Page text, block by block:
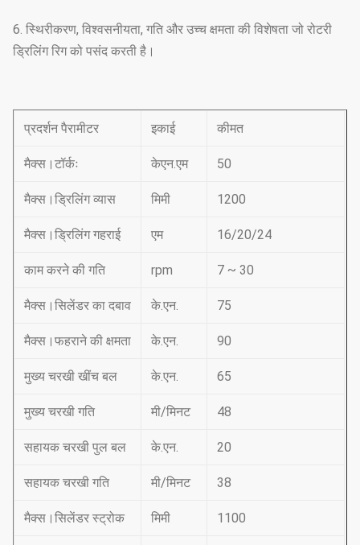
6. स्थिरीकरण, विश्वसनीयता, गति और उच्च क्षमता की विशेषता जो रोटरी
ड्रिलिंग रिग को पसंद करती है।
प्रदर्शन पैरामीटर इकाई कीमत
मैक्स।टॉर्कः केएन.एम 50
मैक्स।ड्रिलिंग व्यास मिमी 1200
मैक्स।ड्रिलिंग गहराई एम 16/20/24
काम करने की गति rpm 7 ~ 30
मैक्स।सिलेंडर का दबाव के.एन. 75
मैक्स।फहराने की क्षमता के.एन. 90
मुख्य चरखी खींच बल के.एन. 65
मुख्य चरखी गति मी/मिनट 48
सहायक चरखी पुल बल के.एन. 20
सहायक चरखी गति मी/मिनट 38
मैक्स।सिलेंडर स्ट्रोक मिमी 1100